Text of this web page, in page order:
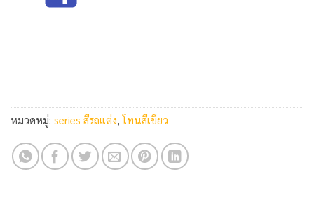
หมวดหมู่: series สีรถแต่ง,โทนสีเขียว